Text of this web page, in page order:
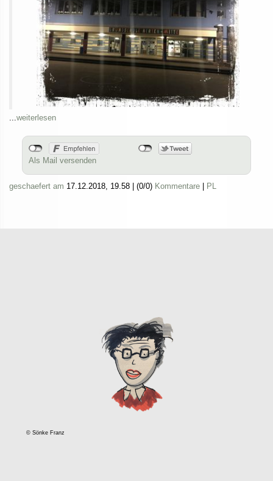
weiterlesen
Als Mail versenden
geschaefert am 17.12.2018, 19.58 (0/0) Kommentare PL
© Sönke Franz